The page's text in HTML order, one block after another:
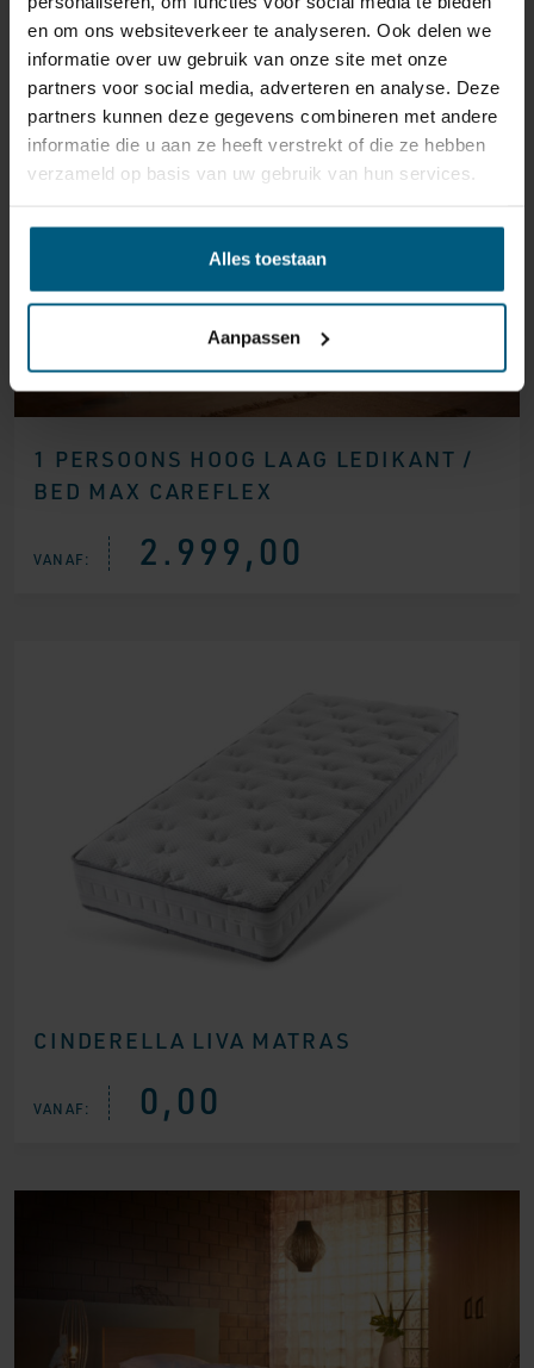
en om ons websiteverkeer te analyseren. Ook delen we
informatie over uw gebruik van onze site met onze
partners voor social media, adverteren en analyse. Deze
partners kunnen deze gegevens combineren met andere
informatie die u aan ze heeft verstrekt of die ze hebben
verzameld op basis van uw gebruik van hun services.
Alles toestaan
Aanpassen
GERELATEERDE PRODUCTEN
1 PERSOONS HOOG LAAG LEDIKANT /
BED MAX CAREFLEX
VANAF: 2.999,00
CINDERELLA LIVA MATRAS
VANAF: 0,00